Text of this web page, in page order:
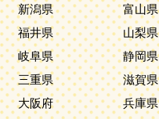
新潟県
富山県
福井県
山梨県
岐阜県
静岡県
三重県
滋賀県
大阪府
兵庫県